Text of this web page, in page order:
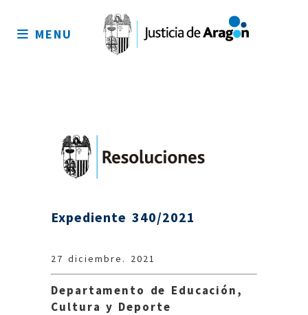
sitio
MENU
Expediente 340/2021
27 diciembre. 2021
Departamento de Educación,
Cultura y Deporte